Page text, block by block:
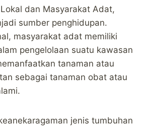
dan Masyarakat Adat,
sumber penghidupan.
masyarakat adat memiliki
pengelolaan suatu kawasan
tanaman atau
sebagai tanaman obat atau
jenis tumbuhan